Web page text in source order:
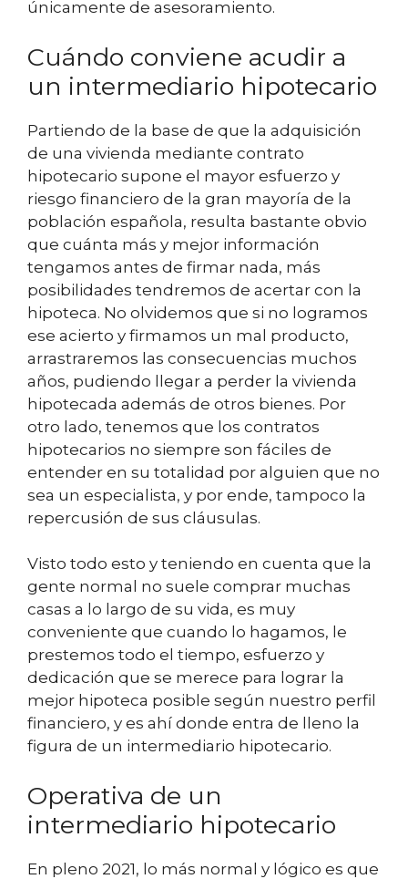
únicamente de asesoramiento.
Cuándo conviene acudir a
un intermediario hipotecario
Partiendo de la base de que la adquisición
de una vivienda mediante contrato
hipotecario supone el mayor esfuerzo y
riesgo financiero de la gran mayoría de la
población española, resulta bastante obvio
que cuánta más y mejor información
tengamos antes de firmar nada, más
posibilidades tendremos de acertar con la
hipoteca. No olvidemos que si no logramos
ese acierto y firmamos un mal producto,
arrastraremos las consecuencias muchos
años, pudiendo llegar a perder la vivienda
hipotecada además de otros bienes. Por
otro lado, tenemos que los contratos
hipotecarios no siempre son fáciles de
entender en su totalidad por alguien que no
sea un especialista, y por ende, tampoco la
repercusión de sus cláusulas.
Visto todo esto y teniendo en cuenta que la
gente normal no suele comprar muchas
casas a lo largo de su vida, es muy
conveniente que cuando lo hagamos, le
prestemos todo el tiempo, esfuerzo y
dedicación que se merece para lograr la
mejor hipoteca posible según nuestro perfil
financiero, y es ahí donde entra de lleno la
figura de un intermediario hipotecario.
Operativa de un
intermediario hipotecario
En pleno 2021, lo más normal y lógico es que